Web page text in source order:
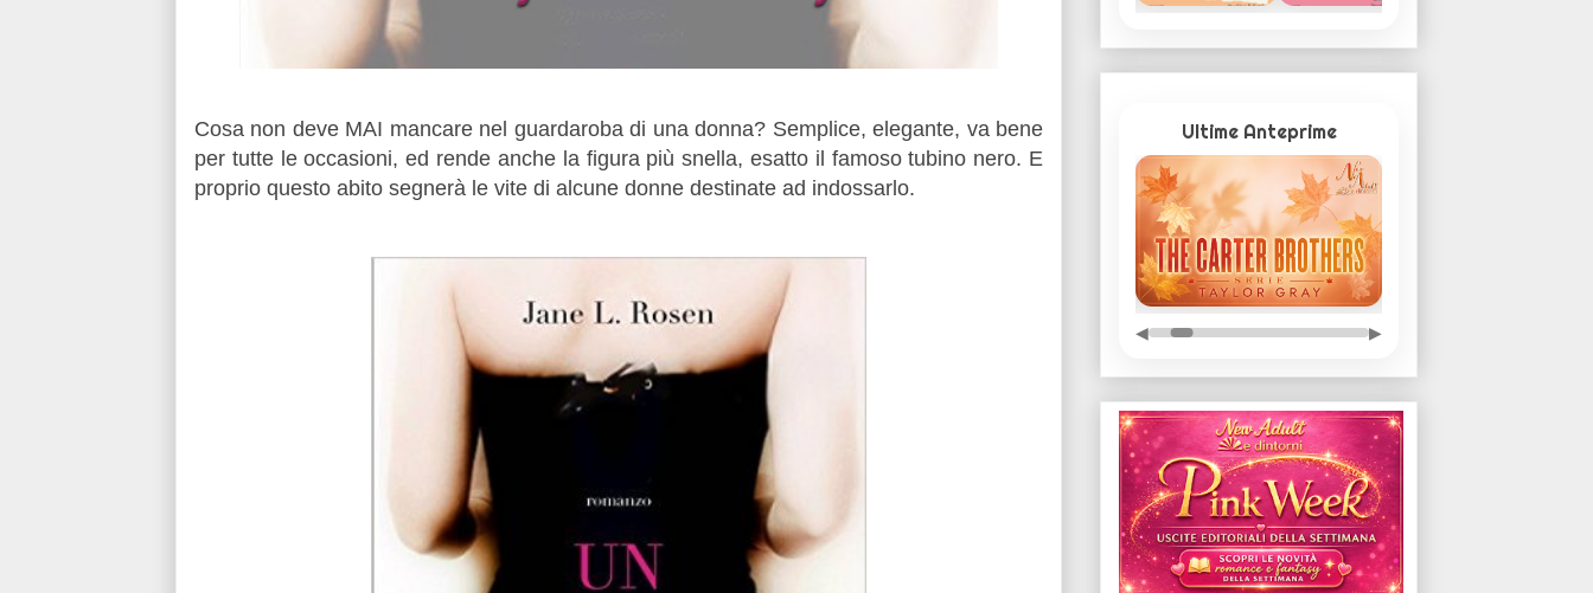
Cosa non deve MAI mancare nel guardaroba di una donna? Semplice, elegante, va bene
per tutte le occasioni, ed rende anche la figura più snella, esatto il famoso tubino nero. E
proprio questo abito segnerà le vite di alcune donne destinate ad indossarlo.
Ultime Anteprime
◀ ▶